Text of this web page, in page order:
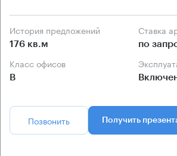
История предложений
176 кв.м
Ставка
по
Класс офисов
B
Позвонить Получить